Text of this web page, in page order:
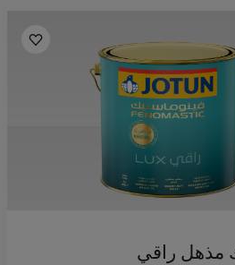
مذهل راقي